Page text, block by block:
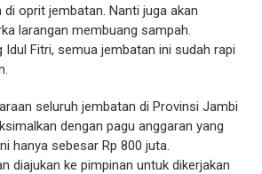
oprit jembatan. Nanti juga akan
larangan membuang sampah.
Idul Fitri, semua jembatan ini sudah rapi
seluruh jembatan di Provinsi Jambi
dengan pagu anggaran yang
hanya sebesar Rp 800 juta.
diajukan ke pimpinan untuk dikerjakan